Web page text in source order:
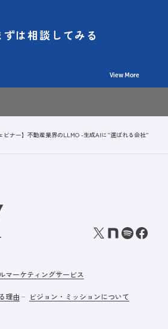
ずは相談してみる
View More
ビナー】不動産業界のLLMO -生成AIに“選ばれる会社”にな
マーケティングサービス
理由 ビジョン・ミッションについて